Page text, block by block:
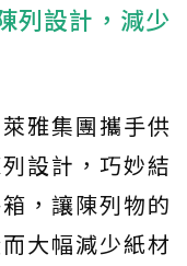
列設計，減少
雅集團攜手供
設計，巧妙結
，讓陳列物的
大幅減少紙材